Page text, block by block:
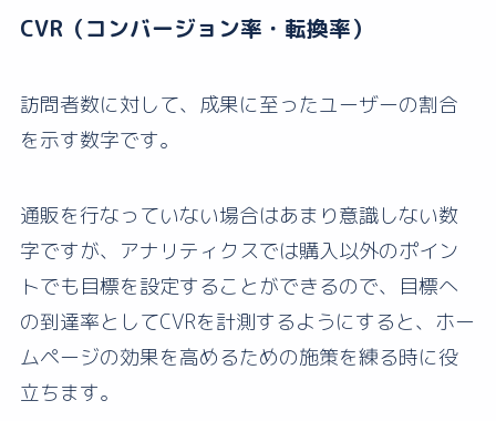
CVR（コンバージョン率・転換率）
訪問者数に対して、成果に至ったユーザーの割合
を示す数字です。
通販を行なっていない場合はあまり意識しない数
字ですが、アナリティクスでは購入以外のポイン
トでも目標を設定することができるので、目標へ
の到達率としてCVRを計測するようにすると、ホー
ムページの効果を高めるための施策を練る時に役
立ちます。